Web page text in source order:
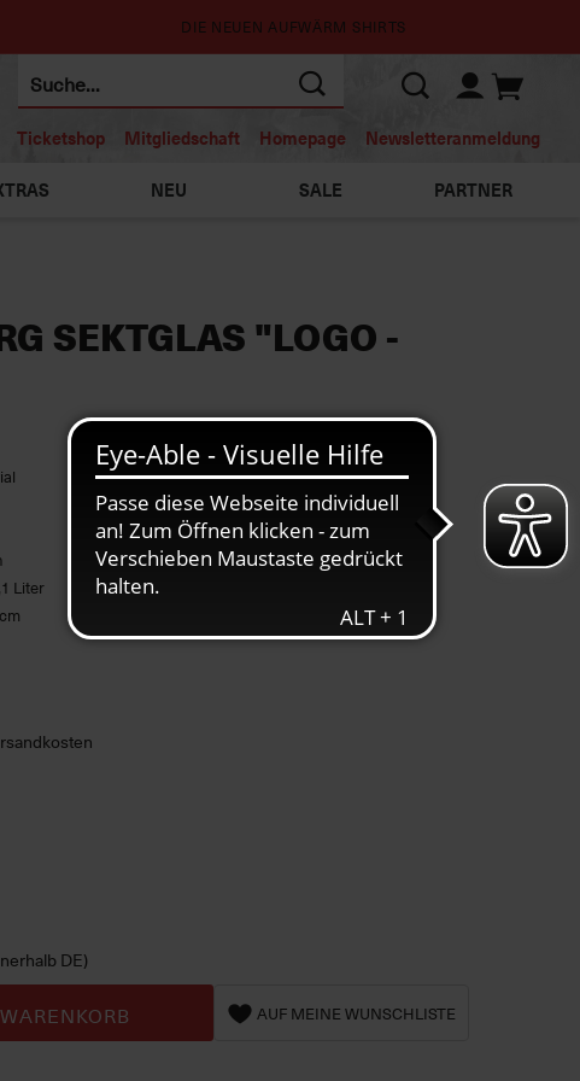
DIE NEUEN AUFWÄRM SHIRTS
Ticketshop Mitgliedschaft Homepage Newsletteranmeldung
NEU SALE PARTNER
SEKTGLAS "LOGO -
Liter
DE)
AUF MEINE WUNSCHLISTE